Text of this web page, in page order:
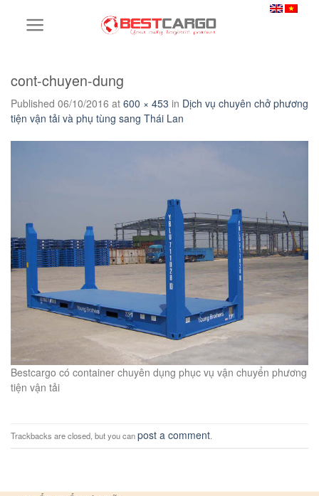
cont-chuyen-dung
Published 06/10/2016 at 600 × 453 in Dịch vụ chuyên chở phương
tiện vận tải và phụ tùng sang Thái Lan
Bestcargo có container chuyên dụng phục vụ vận chuyển phương
tiện vận tải
Trackbacks are closed, but you canpost a comment